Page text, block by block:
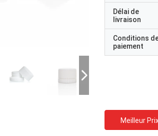
Délai de
livraison
Conditions
paiement
Meilleur